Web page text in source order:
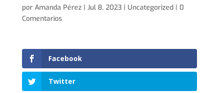
por Amanda Pérez| Jul 8, 2023| Uncategorized | 0
Comentarios
Facebook
Twitter